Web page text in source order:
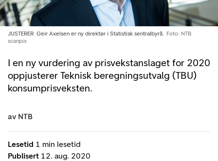
I en ny vurdering av prisvekstanslaget for 2020
oppjusterer Teknisk beregningsutvalg (TBU)
konsumprisveksten.
JUSTERER: Geir Axelsen er ny direktør i Statistisk sentralbyrå.
Foto: NTB
scanpix
Lesetid 1 min lesetid
Publisert 12. aug. 2020
av NTB